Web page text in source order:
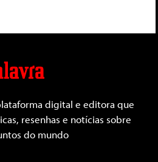
digital e editora que
resenhas e notícias sobre
do mundo